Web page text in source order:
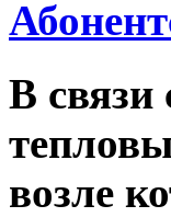
В связи
возле